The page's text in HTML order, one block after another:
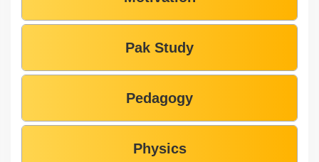
Pak Study
Pedagogy
Physics